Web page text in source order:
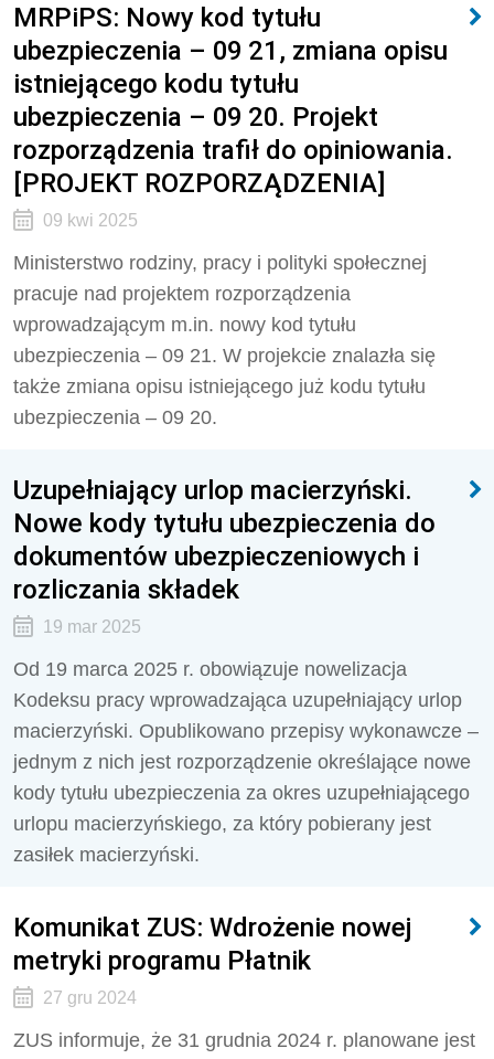
MRPiPS: Nowy kod tytułu
ubezpieczenia – 09 21, zmiana opisu
istniejącego kodu tytułu
ubezpieczenia – 09 20. Projekt
rozporządzenia trafił do opiniowania.
[PROJEKT ROZPORZĄDZENIA]
09 kwi 2025
Ministerstwo rodziny, pracy i polityki społecznej
pracuje nad projektem rozporządzenia
wprowadzającym m.in. nowy kod tytułu
ubezpieczenia – 09 21. W projekcie znalazła się
także zmiana opisu istniejącego już kodu tytułu
ubezpieczenia – 09 20.
Uzupełniający urlop macierzyński.
Nowe kody tytułu ubezpieczenia do
dokumentów ubezpieczeniowych i
rozliczania składek
19 mar 2025
Od 19 marca 2025 r. obowiązuje nowelizacja
Kodeksu pracy wprowadzająca uzupełniający urlop
macierzyński. Opublikowano przepisy wykonawcze –
jednym z nich jest rozporządzenie określające nowe
kody tytułu ubezpieczenia za okres uzupełniającego
urlopu macierzyńskiego, za który pobierany jest
zasiłek macierzyński.
Komunikat ZUS: Wdrożenie nowej
metryki programu Płatnik
27 gru 2024
ZUS informuje, że 31 grudnia 2024 r. planowane jest